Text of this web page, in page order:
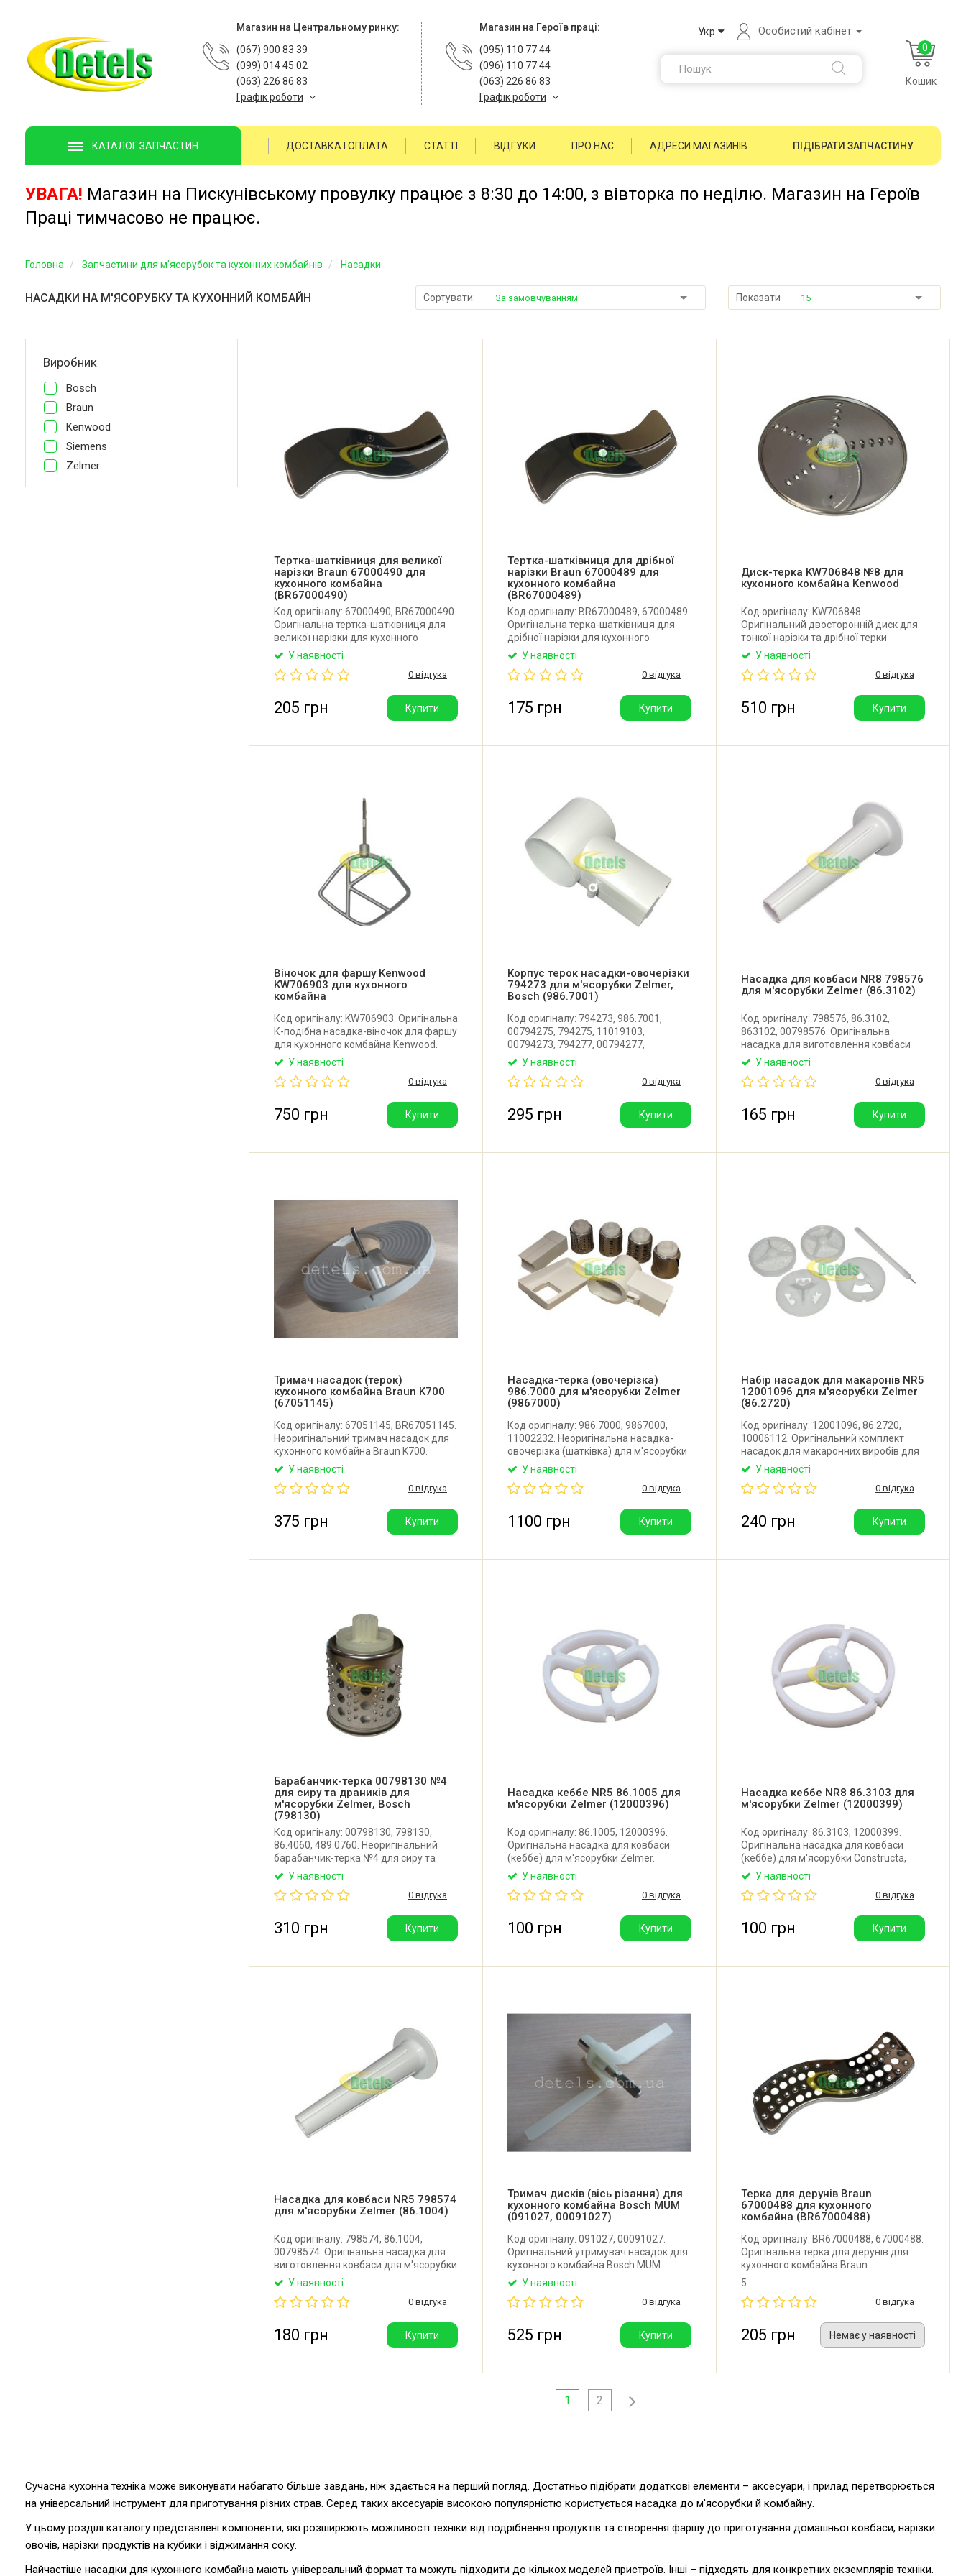
Магазин на Центральному ринку:
(067) 900 83 39
(099) 014 45 02
(063) 226 86 83
Графік роботи
Магазин на Героїв праці:
(095) 110 77 44
(096) 110 77 44
(063) 226 86 83
Графік роботи
Укр Особистий кабінет
0
Кошик
КАТАЛОГ ЗАПЧАСТИН ДОСТАВКА І ОПЛАТА СТАТТІ ВІДГУКИ ПРО НАС АДРЕСИ МАГАЗИНІВ ПІДІБРАТИ ЗАПЧАСТИНУ
УВАГА! Магазин на Пискунівському провулку працює з 8:30 до 14:00, з вівторка по неділю. Магазин на Героїв
Праці тимчасово не працює.
Головна Запчастини для м'ясорубок та кухонних комбайнів Насадки
НАСАДКИ НА М'ЯСОРУБКУ ТА КУХОННИЙ КОМБАЙН Сортувати: За замовчуванням Показати 15
Виробник
Bosch
Braun
Kenwood
Siemens
Zelmer
Тертка-шатківниця для великої
нарізки Braun 67000490 для
кухонного комбайна
(BR67000490)
Код оригіналу: 67000490, BR67000490.
Оригінальна тертка-шатківниця для
великої нарізки для кухонного
комбайна Braun.
У наявності
0 відгука
205 грн Купити
Тертка-шатківниця для дрібної
нарізки Braun 67000489 для
кухонного комбайна
(BR67000489)
Код оригіналу: BR67000489, 67000489.
Оригінальна терка-шатківниця для
дрібної нарізки для кухонного
комбайна Braun.
У наявності
0 відгука
175 грн Купити
Диск-терка KW706848 №8 для
кухонного комбайна Kenwood
Код оригіналу: KW706848.
Оригінальний двосторонній диск для
тонкої нарізки та дрібної терки
насадки подрібнювача основної чаші
Заточення: двостороннє.
У наявності
0 відгука
510 грн Купити
Віночок для фаршу Kenwood
KW706903 для кухонного
комбайна
Код оригіналу: KW706903. Оригінальна
К-подібна насадка-віночок для фаршу
для кухонного комбайна Kenwood.
У наявності
0 відгука
750 грн Купити
Корпус терок насадки-овочерізки
794273 для м'ясорубки Zelmer,
Bosch (986.7001)
Код оригіналу: 794273, 986.7001,
00794275, 794275, 11019103,
00794273, 794277, 00794277,
11000836. Неоригінальний корпус
Польща.
У наявності
0 відгука
295 грн Купити
Насадка для ковбаси NR8 798576
для м'ясорубки Zelmer (86.3102)
Код оригіналу: 798576, 86.3102,
863102, 00798576. Оригінальна
насадка для виготовлення ковбаси
для м'ясорубки Zelmer. Виробник:
У наявності
0 відгука
165 грн Купити
Тримач насадок (терок)
кухонного комбайна Braun K700
(67051145)
Код оригіналу: 67051145, BR67051145.
Неоригінальний тримач насадок для
кухонного комбайна Braun K700.
Виробник: Китай.
У наявності
0 відгука
375 грн Купити
Насадка-терка (овочерізка)
986.7000 для м'ясорубки Zelmer
(9867000)
Код оригіналу: 986.7000, 9867000,
11002232. Неоригінальна насадка-
овочерізка (шатківка) для м'ясорубки
Bosch, Zelmer. В комплект входять:
шатківниця, тримач терок (корпус),
Виробник: Польща.
У наявності
0 відгука
1100 грн Купити
Набір насадок для макаронів NR5
12001096 для м'ясорубки Zelmer
(86.2720)
Код оригіналу: 12001096, 86.2720,
10006112. Оригінальний комплект
насадок для макаронних виробів для
м'ясорубки Bosch, Zelmer. Виробник:
У наявності
0 відгука
240 грн Купити
Барабанчик-терка 00798130 №4
для сиру та драників для
м'ясорубки Zelmer, Bosch
(798130)
Код оригіналу: 00798130, 798130,
86.4060, 489.0760. Неоригінальний
барабанчик-терка №4 для сиру та
драників для м'ясорубки Bosch,
Польща.
У наявності
0 відгука
310 грн Купити
Насадка кеббе NR5 86.1005 для
м'ясорубки Zelmer (12000396)
Код оригіналу: 86.1005, 12000396.
Оригінальна насадка для ковбаси
(кеббе) для м'ясорубки Zelmer.
Виробник: Польща.
У наявності
0 відгука
100 грн Купити
Насадка кеббе NR8 86.3103 для
м'ясорубки Zelmer (12000399)
Код оригіналу: 86.3103, 12000399.
Оригінальна насадка для ковбаси
(кеббе) для м'ясорубки Constructa,
Zelmer. Виробник: Польща.
У наявності
0 відгука
100 грн Купити
Насадка для ковбаси NR5 798574
для м'ясорубки Zelmer (86.1004)
Код оригіналу: 798574, 86.1004,
00798574. Оригінальна насадка для
виготовлення ковбаси для м'ясорубки
Zelmer, Bosch. Діаметр: 53,5 мм.
У наявності
0 відгука
180 грн Купити
Тримач дисків (вісь різання) для
кухонного комбайна Bosch MUM
(091027, 00091027)
Код оригіналу: 091027, 00091027.
Оригінальний утримувач насадок для
кухонного комбайна Bosch MUM.
Виробник: Німеччина.
У наявності
0 відгука
525 грн Купити
Терка для дерунів Braun
67000488 для кухонного
комбайна (BR67000488)
Код оригіналу: BR67000488, 67000488.
Оригінальна терка для дерунів для
кухонного комбайна Braun.
5
0 відгука
205 грн Немає у наявності
1 2
Сучасна кухонна техніка може виконувати набагато більше завдань, ніж здається на перший погляд. Достатньо підібрати додаткові елементи – аксесуари, і прилад перетворюється
на універсальний інструмент для приготування різних страв. Серед таких аксесуарів високою популярністю користується насадка до м'ясорубки й комбайну.
У цьому розділі каталогу представлені компоненти, які розширюють можливості техніки від подрібнення продуктів та створення фаршу до приготування домашньої ковбаси, нарізки
овочів, нарізки продуктів на кубики і віджимання соку.
Найчастіше насадки для кухонного комбайна мають універсальний формат та можуть підходити до кількох моделей пристроїв. Інші – підходять для конкретних екземплярів техніки.